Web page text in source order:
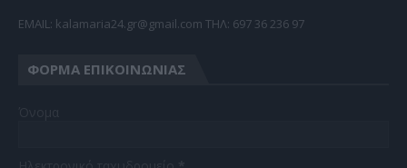
EMAIL: kalamaria24.gr@gmail.com TΗΛ: 697 36 236 97
ΦΌΡΜΑ ΕΠΙΚΟΙΝΩΝΊΑΣ